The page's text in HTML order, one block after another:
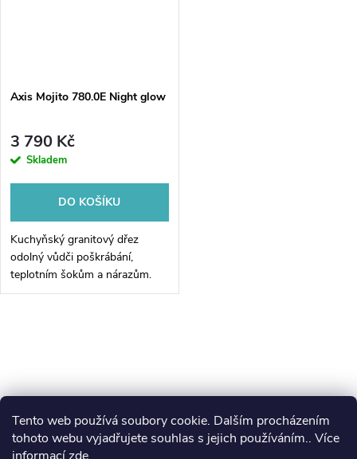
Tento web používá soubory cookie. Dalším procházením
tohoto webu vyjadřujete souhlas s jejich používáním.. Více
Axis Mojito 780.0E Night glow
3 790 Kč
Skladem
DO KOŠÍKU
Kuchyňský granitový dřez
odolný vůdči poškrábání,
teplotním šokům a nárazům.
Směs přírodní pryskyřice a
l
á
Z
koupelny-sanita.cz kupelne-online.sk